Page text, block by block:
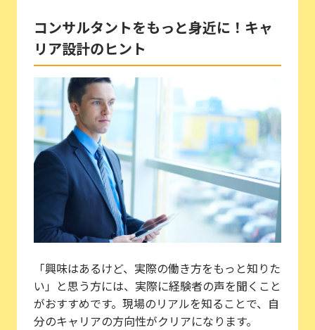
コンサルタントをもっと身近に！キャ
リア設計のヒント
「興味はあるけど、実際の働き方をもっと知りた
い」と思う方には、実際に経験者の声を聞くこと
がおすすめです。現場のリアルを知ることで、自
分のキャリアの方向性がクリアになります。